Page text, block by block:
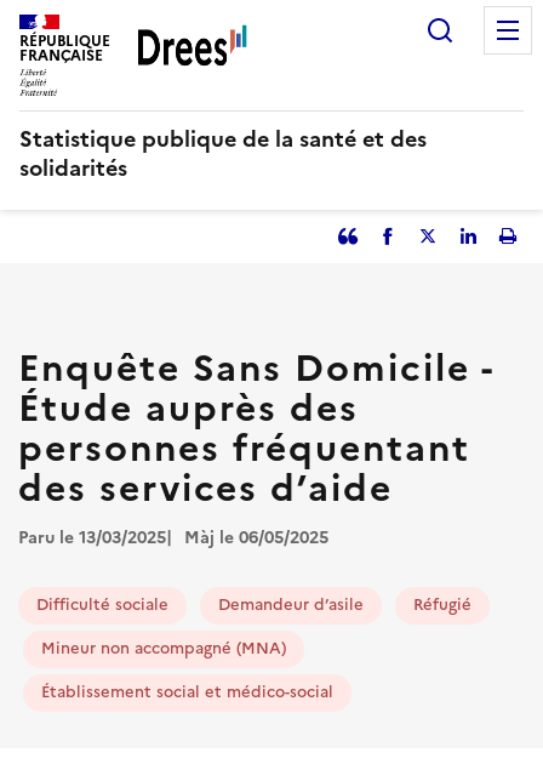
Aller
au
contenu
principal
RÉPUBLIQUE
FRANÇAISE
Statistique publique de la santé et des
solidarités
Partager
citation
Facebook
Partager
Partager
Enquête Sans Domicile -
Étude auprès des
personnes fréquentant
des services d’aide
Paru le 13/03/2025 Màj le 06/05/2025
Difficulté sociale Demandeur d’asile
Réfugié
Mineur non accompagné (MNA)
Établissement social et médico-social